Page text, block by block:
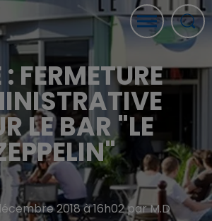
: FERMETURE
LE BAR "LE
2018 à 16h02 par M.D